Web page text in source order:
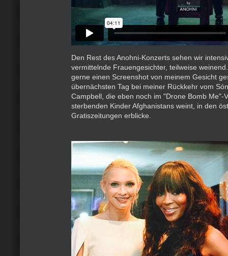
Den Rest des Anohni-Konzerts sehen wir
vermittelnde Frauengesichter, teilweise
gerne einen Screenshot von meinem Gesicht
übernächsten Tag bei meiner Rückkehr vom
Campbell, die eben noch im "Drone Bomb Me"-
sterbenden Kinder Afghanistans weint, in den
Gratiszeitungen erblicke.